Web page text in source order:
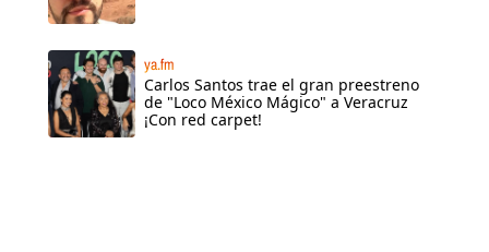
ya.fm
Carlos Santos trae el gran preestreno
de "Loco México Mágico" a Veracruz
¡Con red carpet!